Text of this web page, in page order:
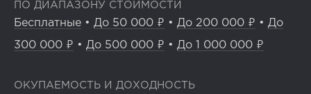
ПО ДИАПАЗОНУ СТОИМОСТИ
Бесплатные • До 50 000 ₽ • До 200 000 ₽ • До
300 000 ₽ • До 500 000 ₽ • До 1 000 000 ₽
ОКУПАЕМОСТЬ И ДОХОДНОСТЬ